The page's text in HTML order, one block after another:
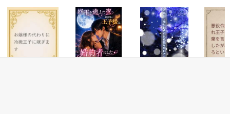
きゆらじ様
しお⸜❤︎⸝様
「愛してるんだ。何度そう言いたかったか」
想いを寄り添わせ幸せになるために
まっすぐ突き進むお話です
〝お仕事、頑張ってください〟
〝今夜は一緒に眠りましょう〟
〝明日も愛しています〟